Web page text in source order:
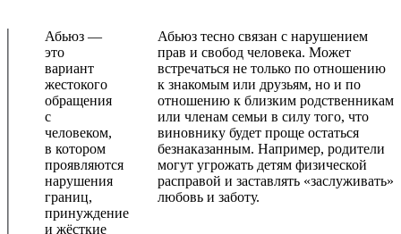
Абьюз —
это
вариант
жестокого
обращения
с
человеком,
в котором
проявляются
нарушения
границ,
принуждение
и жёсткие
Абьюз тесно связан с нарушением
прав и свобод человека. Может
встречаться не только по отношению
к знакомым или друзьям, но и по
отношению к близким родственникам
или членам семьи в силу того, что
виновнику будет проще остаться
безнаказанным. Например, родители
могут угрожать детям физической
расправой и заставлять «заслуживать»
любовь и заботу.